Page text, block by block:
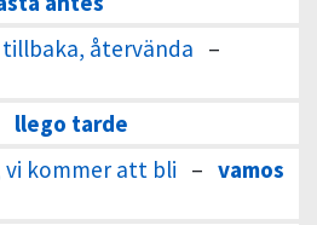
återvända –
llego tarde
kommer att bli – vamos